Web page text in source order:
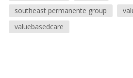
southeast permanente group
valuebasedcare